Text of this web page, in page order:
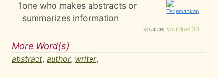
1one who makes abstracts or
summarizes information
source: wordnet30
More Word(s)
abstract, author, writer,